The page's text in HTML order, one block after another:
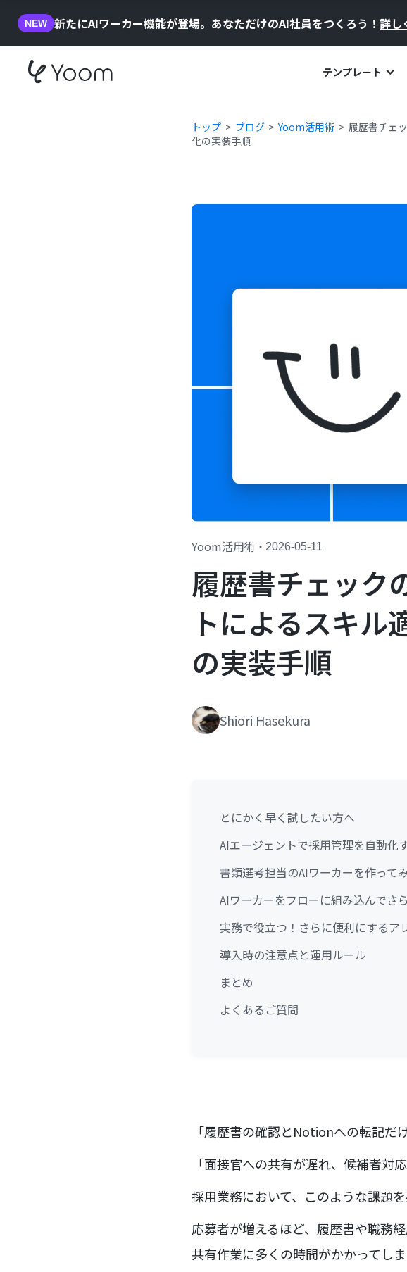
NEW 新たにAIワーカー機能が登場。あなただけのAI社員をつくろう！ 詳し
テンプレート
トップ ブログ Yoom活用術
履歴書チェ
化の実装手順
Yoom活用術 ・ 2026-05-11
履歴書チェック
トによるスキル
の実装手順
Shiori Hasekura
とにかく早く試したい方へ
AIエージェントで採用管理を自動化
書類選考担当のAIワーカーを作って
AIワーカーをフローに組み込んでさ
実務で役立つ！さらに便利にするア
導入時の注意点と運用ルール
まとめ
よくあるご質問
「履歴書の確認とNotionへの転記だ
「面接官への共有が遅れ、候補者対
採用業務において、このような課題
応募者が増えるほど、履歴書や職務
共有作業に多くの時間がかかってしま